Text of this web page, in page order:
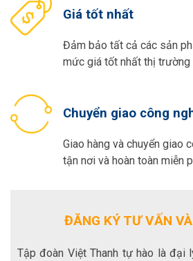
Giá tốt nhất
Đảm bảo tất cả các sản
mức giá tốt nhất thị trường
Chuyển giao công
Giao hàng và chuyển giao
tận nơi và hoàn toàn miễn
ĐĂNG KÝ TƯ VẤN
Tập đoàn Việt Thanh tự hào là đại